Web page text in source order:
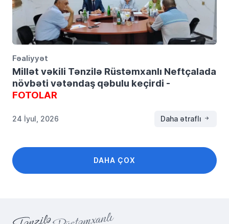
Fəaliyyət
Millət vəkili Tənzilə Rüstəmxanlı Neftçalada
növbəti vətəndaş qəbulu keçirdi -
FOTOLAR
24 İyul, 2026 Daha ətraflı
DAHA ÇOX